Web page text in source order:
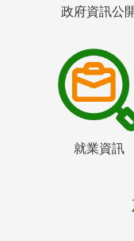
政府資訊公
就業資訊